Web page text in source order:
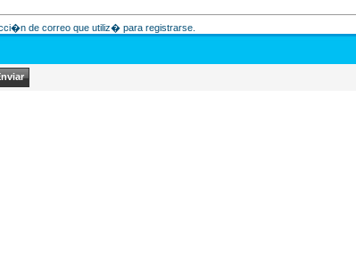
de correo que utiliz� para registrarse.